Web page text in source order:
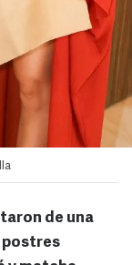
de una
postres